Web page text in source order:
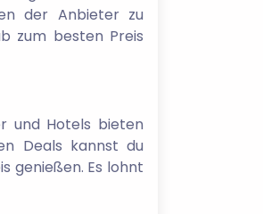
der Anbieter zu
zum besten Preis
und Hotels bieten
Deals kannst du
genießen. Es lohnt